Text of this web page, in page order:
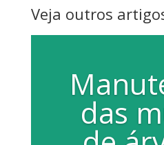
Veja outros
das